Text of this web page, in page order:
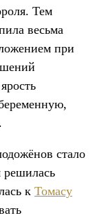
Тем
весьма
при
стало
решилась
к Томасу